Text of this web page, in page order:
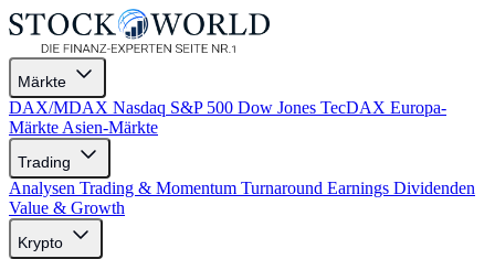
Märkte
DAX/MDAX Nasdaq S&P 500 Dow Jones TecDAX Europa-
Märkte Asien-Märkte
Trading
Analysen Trading & Momentum Turnaround Earnings Dividenden
Value & Growth
Krypto